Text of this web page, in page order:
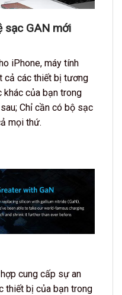
sạc GAN mới
iPhone, máy tính
cả các thiết bị tương
khác của bạn trong
Chỉ cần có bộ sạc
mọi thứ.
cung cấp sự an
thiết bị của bạn trong